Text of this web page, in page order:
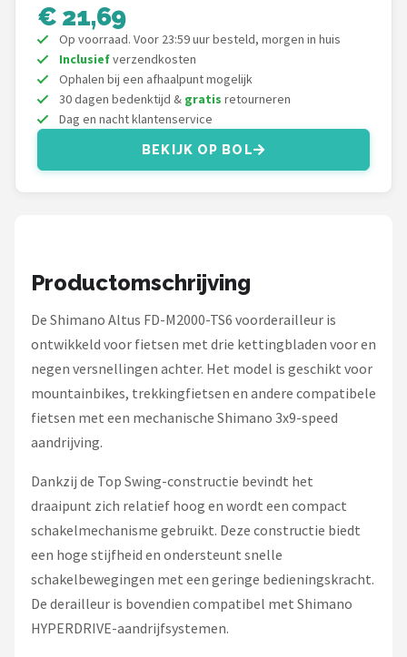
ABUS
AXA
New Looxs
Shimano
Cortina
Alle merken →
€ 21,69
Op voorraad. Voor 23:59 uur besteld, morgen in huis
Inclusiefverzendkosten
Ophalen bij een afhaalpunt mogelijk
30 dagen bedenktijd & gratis retourneren
Dag en nacht klantenservice
BEKIJK OP BOL
Productomschrijving
De Shimano Altus FD-M2000-TS6 voorderailleur is
ontwikkeld voor fietsen met drie kettingbladen voor en
negen versnellingen achter. Het model is geschikt voor
mountainbikes, trekkingfietsen en andere compatibele
fietsen met een mechanische Shimano 3x9-speed
aandrijving.
Dankzij de Top Swing-constructie bevindt het
draaipunt zich relatief hoog en wordt een compact
schakelmechanisme gebruikt. Deze constructie biedt
een hoge stijfheid en ondersteunt snelle
schakelbewegingen met een geringe bedieningskracht.
De derailleur is bovendien compatibel met Shimano
HYPERDRIVE-aandrijfsystemen.